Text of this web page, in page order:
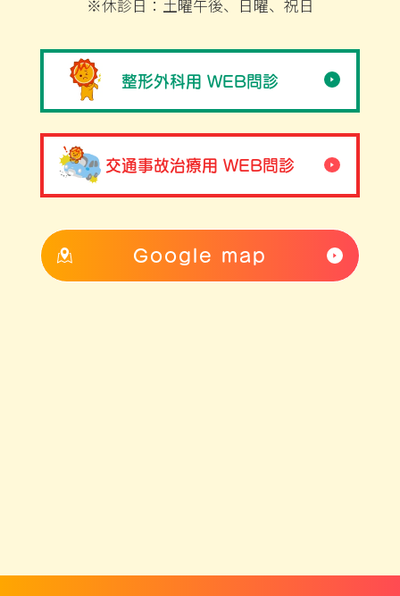
※休診日：土曜午後、日曜、祝日
整形外科用 WEB問診
交通事故治療用 WEB問診
Google map